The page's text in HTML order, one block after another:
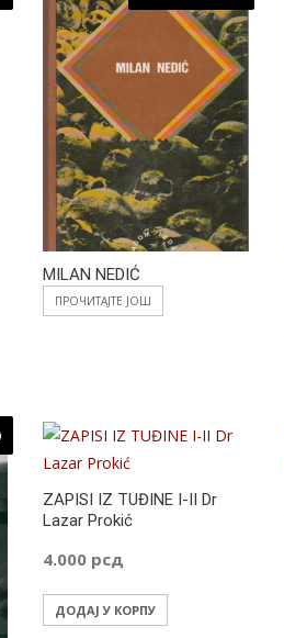
MILAN NEDIĆ
ПРОЧИТАЈТЕ ЈОШ
ZAPISI IZ TUĐINE I-II Dr
Lazar Prokić
4.000 рсд
ДОДАЈ У КОРПУ